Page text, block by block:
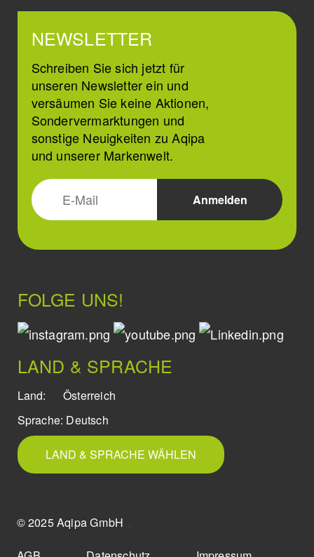
NEWSLETTER
Schreiben Sie sich jetzt für
unseren Newsletter ein und
versäumen Sie keine Aktionen,
Sondervermarktungen und
sonstige Neuigkeiten zu Aqipa
und unserer Markenwelt.
FOLGE UNS!
LAND & SPRACHE
Land:
Österreich
Sprache: Deutsch
LAND & SPRACHE WÄHLEN
© 2025 Aqipa GmbH